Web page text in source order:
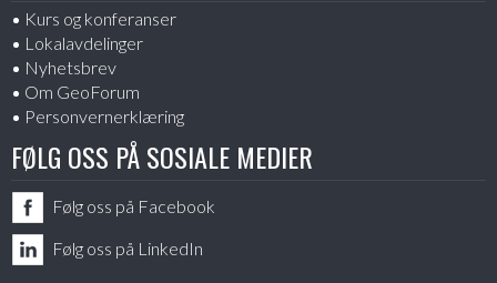
Kurs og konferanser
Lokalavdelinger
Nyhetsbrev
Om GeoForum
Personvernerklæring
FØLG OSS PÅ SOSIALE MEDIER
Følg oss på Facebook
Følg oss på LinkedIn